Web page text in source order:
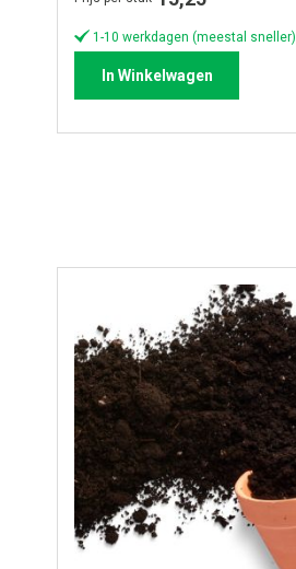
1-10 werkdagen (meestal sneller)
In Winkelwagen